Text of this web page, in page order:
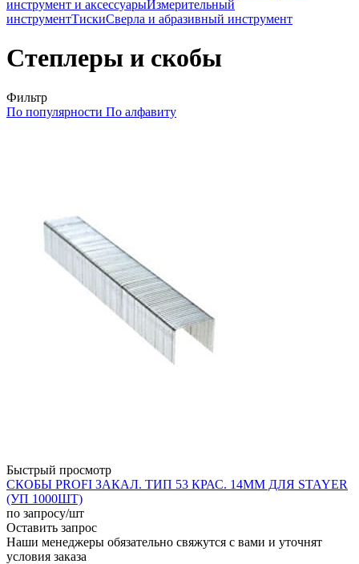
инструмент и аксессуарыИзмерительный
инструментТискиСверла и абразивный инструмент
Степлеры и скобы
Фильтр
По популярности По алфавиту
Быстрый просмотр
СКОБЫ PROFI ЗАКАЛ. ТИП 53 КРАС. 14ММ ДЛЯ STAYER
(УП 1000ШТ)
по запросу/шт
Оставить запрос
Наши менеджеры обязательно свяжутся с вами и уточнят
условия заказа